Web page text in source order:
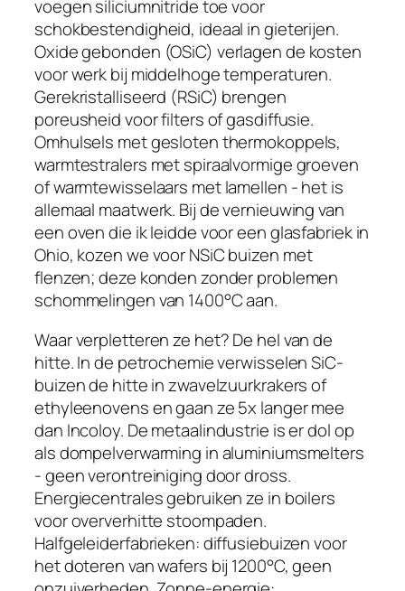
voegen siliciumnitride toe voor
schokbestendigheid, ideaal in gieterijen.
Oxide gebonden (OSiC) verlagen de kosten
voor werk bij middelhoge temperaturen.
Gerekristalliseerd (RSiC) brengen
poreusheid voor filters of gasdiffusie.
Omhulsels met gesloten thermokoppels,
warmtestralers met spiraalvormige groeven
of warmtewisselaars met lamellen - het is
allemaal maatwerk. Bij de vernieuwing van
een oven die ik leidde voor een glasfabriek in
Ohio, kozen we voor NSiC buizen met
flenzen; deze konden zonder problemen
schommelingen van 1400°C aan.
Waar verpletteren ze het? De hel van de
hitte. In de petrochemie verwisselen SiC-
buizen de hitte in zwavelzuurkrakers of
ethyleenovens en gaan ze 5x langer mee
dan Incoloy. De metaalindustrie is er dol op
als dompelverwarming in aluminiumsmelters
- geen verontreiniging door dross.
Energiecentrales gebruiken ze in boilers
voor oververhitte stoompaden.
Halfgeleiderfabrieken: diffusiebuizen voor
het doteren van wafers bij 1200°C, geen